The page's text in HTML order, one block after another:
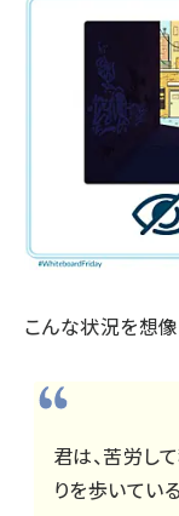
こんな状況を想像
君は、苦労し
りを歩いてい